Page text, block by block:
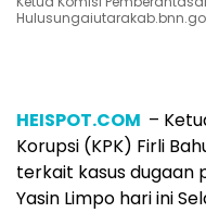
HEISPOT.COM –
Korupsi (KPK) Firli
terkait kasus dugaan
Yasin Limpo hari ini